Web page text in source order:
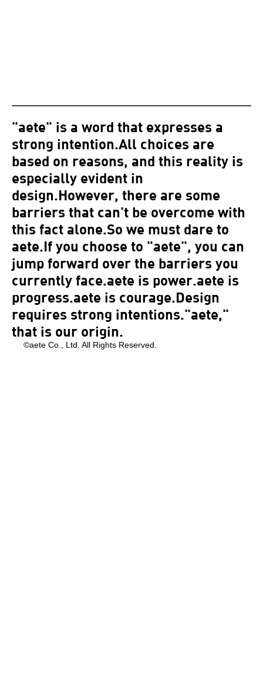
"aete" is a word that expresses a
strong intention.All choices are
based on reasons, and this reality is
especially evident in
design.However, there are some
barriers that can't be overcome with
this fact alone.So we must dare to
aete.If you choose to "aete", you can
jump forward over the barriers you
currently face.aete is power.aete is
progress.aete is courage.Design
requires strong intentions."aete,"
that is our origin.
©aete Co., Ltd. All Rights Reserved.